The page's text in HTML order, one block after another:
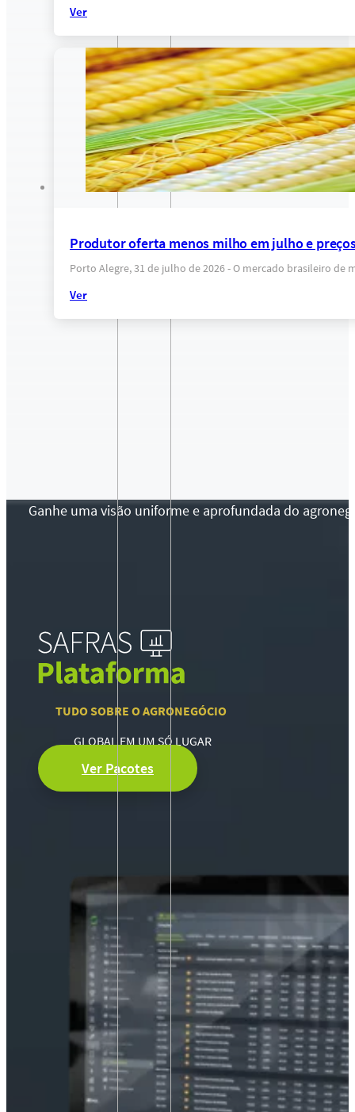
Ver
Produtor oferta menos milho em julho e
Porto Alegre, 31 de julho de 2026 - O mercado brasileiro
Ver
Ganhe uma visão uniforme e aprofundada do
TUDO SOBRE O AGRONEGÓCIO
GLOBAL EM UM SÓ LUGAR
Ver Pacotes